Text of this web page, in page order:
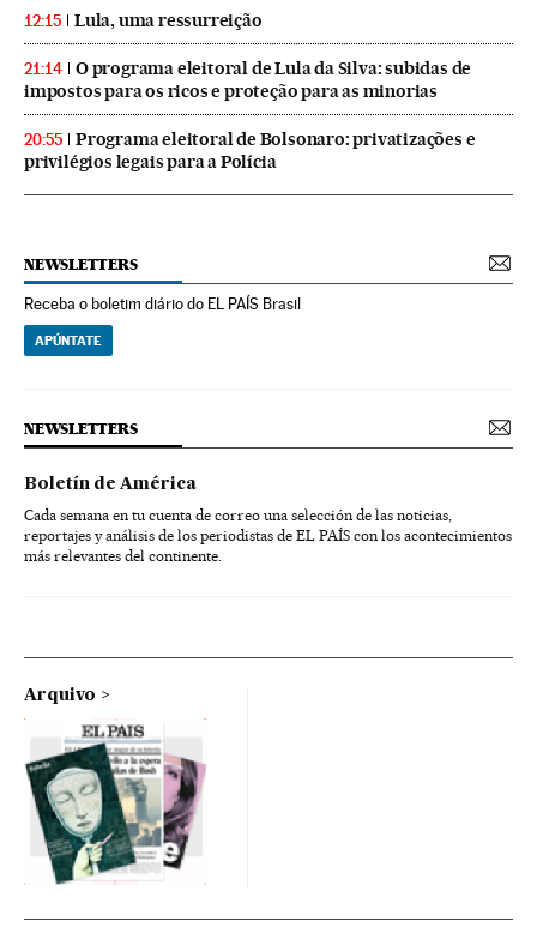
12:15 Lula, uma ressurreição
21:14
O programa eleitoral de Lula da Silva: subidas de
impostos para os ricos e proteção para as minorias
20:55
Programa eleitoral de Bolsonaro: privatizações e
privilégios legais para a Polícia
NEWSLETTERS
Receba o boletim diário do EL PAÍS Brasil
APÚNTATE
NEWSLETTERS
Boletín de América
Cada semana en tu cuenta de correo una selección de las noticias,
reportajes y análisis de los periodistas de EL PAÍS con los acontecimientos
más relevantes del continente.
Arquivo